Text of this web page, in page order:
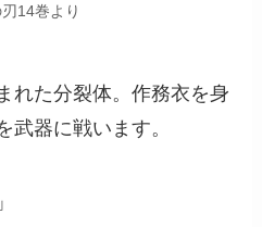
14巻より
れた分裂体。作務衣を身
武器に戦います。